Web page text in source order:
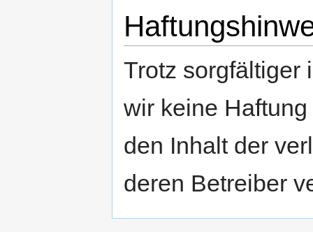
Trotz sorgfältiger
wir keine
den Inhalt der
deren Betreiber